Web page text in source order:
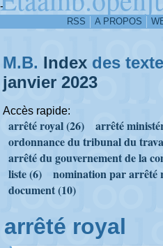
-
RSS A PROPOS
M.B. Index des
janvier 2023
Accès rapide:
arrêté royal (26) arrêté
ordonnance du tribunal du
arrêté du gouvernement de la
liste (6)
nomination par arrêté
document (10)
arrêté royal